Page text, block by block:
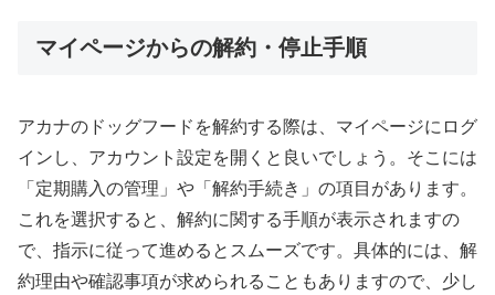
マイページからの解約・停止手順
アカナのドッグフードを解約する際は、マイページにログ
インし、アカウント設定を開くと良いでしょう。そこには
「定期購入の管理」や「解約手続き」の項目があります。
これを選択すると、解約に関する手順が表示されますの
で、指示に従って進めるとスムーズです。具体的には、解
約理由や確認事項が求められることもありますので、少し